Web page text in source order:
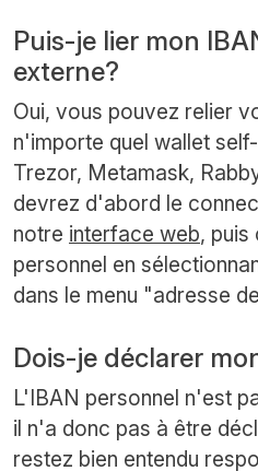
Puis-je lier mon
externe?
Oui, vous pouvez relier
n'importe quel wallet
Trezor, Metamask,
devrez d'abord le
notre interface web, puis
personnel en
dans le menu "adresse
Dois-je déclarer
L'IBAN personnel n'est
il n'a donc pas à être
restez bien entendu